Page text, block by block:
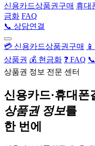
신용카드상품권구매 휴대
금화 FAQ
📞 상담연결
💳 신용카드상품권구매
상품권 💰 현금화 ❓ FAQ
상품권 정보 전문 센터
신용카드·휴대폰
상품권 정보를
한 번에